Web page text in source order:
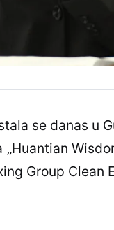
se danas u
Group Clean